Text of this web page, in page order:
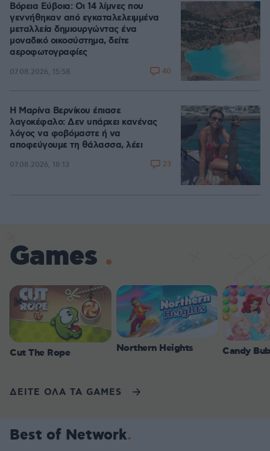
Βόρεια Εύβοια: Οι 14 λίμνες που
γεννήθηκαν από εγκαταλελειμμένα
μεταλλεία δημιουργώντας ένα
μοναδικό οικοσύστημα, δείτε
αεροφωτογραφίες
07.08.2026, 15:58 40
Η Μαρίνα Βερνίκου έπιασε
λαγοκέφαλο: Δεν υπάρχει κανένας
λόγος να φοβόμαστε ή να
αποφεύγουμε τη θάλασσα, λέει
07.08.2026, 18:13 23
Games
Cut The Rope Northern Heights Candy
ΔΕΙΤΕ ΟΛΑ ΤΑ GAMES
Best of Network